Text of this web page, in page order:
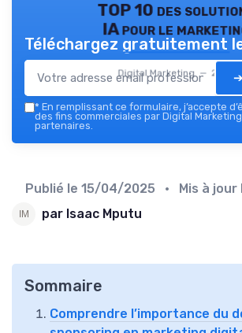
TOP 10 des
IA pour le
Digital Marketing — 2026
Téléchargez gratuitement
* En remplissant ce formulaire, j’accepte
des fins commerciales par Digital
partenaires.
Publié le 15/04/2025 • Mis à jour
par Isaac Mputu
Sommaire
Comprendre l’importance du